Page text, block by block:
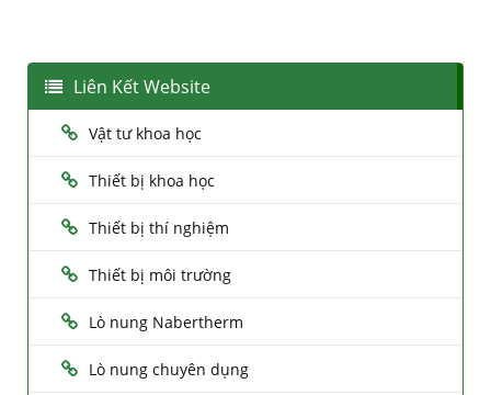
Liên Kết Website
Vật tư khoa học
Thiết bị khoa học
Thiết bị thí nghiệm
Thiết bị môi trường
Lò nung Nabertherm
Lò nung chuyên dụng